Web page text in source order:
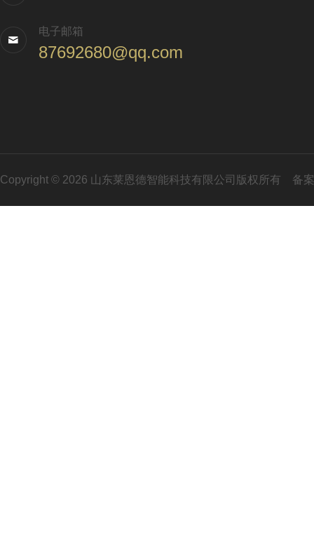
电子邮箱
87692680@qq.com
Copyright © 2026 山东莱恩德智能科技有限公司版权所有 备